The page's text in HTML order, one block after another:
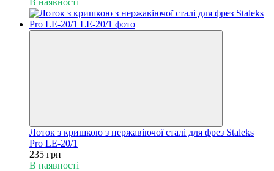
Лоток з кришкою з нержавіючої сталі для фрез Staleks
Pro LE-20/1
235 грн
В наявності